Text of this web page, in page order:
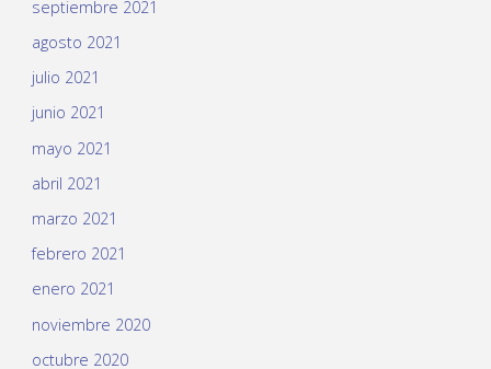
septiembre 2021
agosto 2021
julio 2021
junio 2021
mayo 2021
abril 2021
marzo 2021
febrero 2021
enero 2021
noviembre 2020
octubre 2020